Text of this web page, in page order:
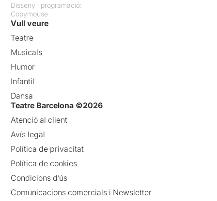
Disseny i programació:
Copymouse
Vull veure
Teatre
Musicals
Humor
Infantil
Dansa
Teatre Barcelona ©2026
Atenció al client
Avís legal
Política de privacitat
Política de cookies
Condicions d’ús
Comunicacions comercials i Newsletter